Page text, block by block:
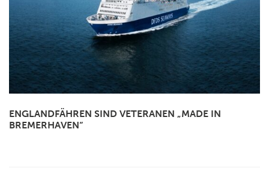
ENGLANDFÄHREN SIND VETERANEN „MADE IN
BREMERHAVEN“